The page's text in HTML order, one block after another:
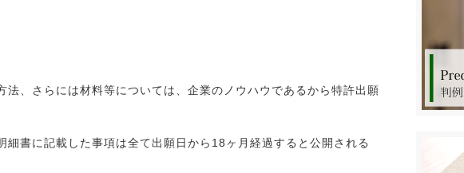
、さらには材料等については、企業のノウハウであるから特許出願
書に記載した事項は全て出願日から18ヶ月経過すると公開される